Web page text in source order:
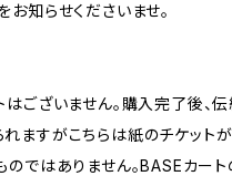
知らせくださいませ。
ございません。購入完了後、
ますがこちらは紙のチケット
ではありません。BASEカート